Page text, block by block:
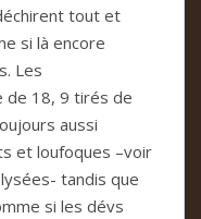
tout et
si là encore
Les
de 18, 9 tirés de
aussi
et loufoques –voir
tandis que
si les dévs